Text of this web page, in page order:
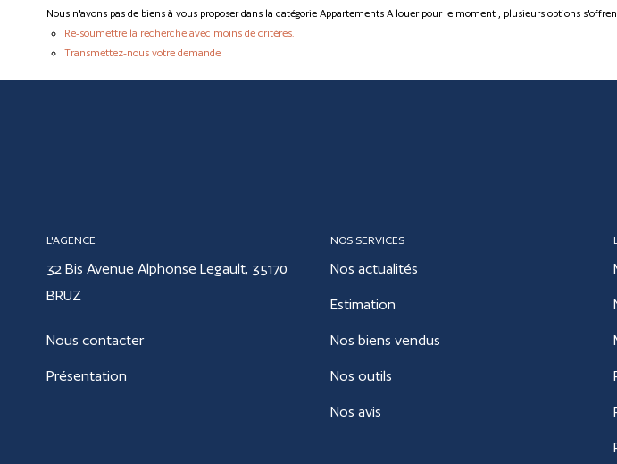
Nous n'avons pas de biens à vous proposer dans la catégorie Appartements A louer pour le moment , plusieurs options
Re-soumettre la recherche avec moins de critères.
Transmettez-nous votre demande
L'AGENCE
32 Bis Avenue Alphonse Legault, 35170
BRUZ
Nous contacter
Présentation
NOS SERVICES
Nos actualités
Estimation
Nos biens vendus
Nos outils
Nos avis